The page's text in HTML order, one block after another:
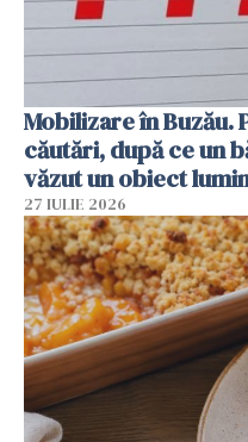
Mobilizare în
căutări, după ce un
văzut un obiect
27 IULIE 2026